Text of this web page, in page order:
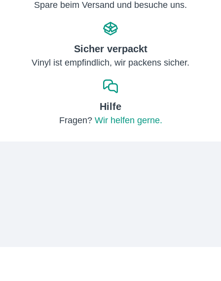
Spare beim Versand und besuche uns.
Sicher verpackt
Vinyl ist empfindlich, wir packens sicher.
Hilfe
Fragen? Wir helfen gerne.